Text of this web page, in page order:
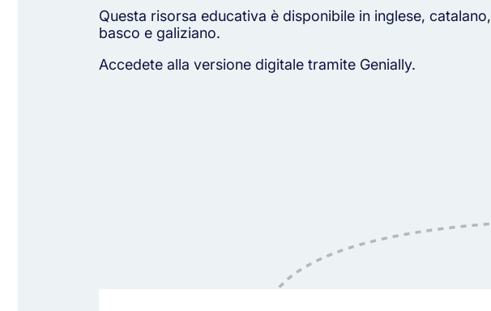
Questa risorsa educativa è disponibile in inglese, catalano,
basco e galiziano.
Accedete alla versione digitale tramite Genially.